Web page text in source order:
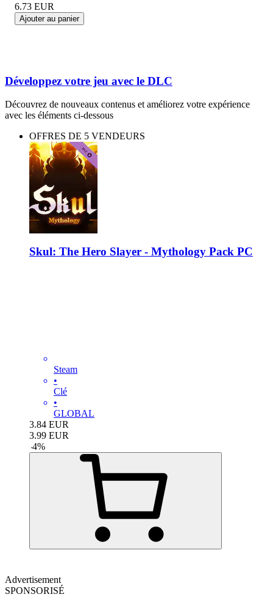
6.73 EUR
Ajouter au panier
Développez votre jeu avec le DLC
Découvrez de nouveaux contenus et améliorez votre expérience
avec les éléments ci-dessous
OFFRES DE 5 VENDEURS
Skul: The Hero Slayer - Mythology Pack PC
Steam
•
Clé
•
GLOBAL
3.84 EUR
3.99 EUR
-4%
Advertisement
SPONSORISÉ